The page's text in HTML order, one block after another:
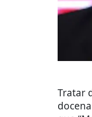
Tratar